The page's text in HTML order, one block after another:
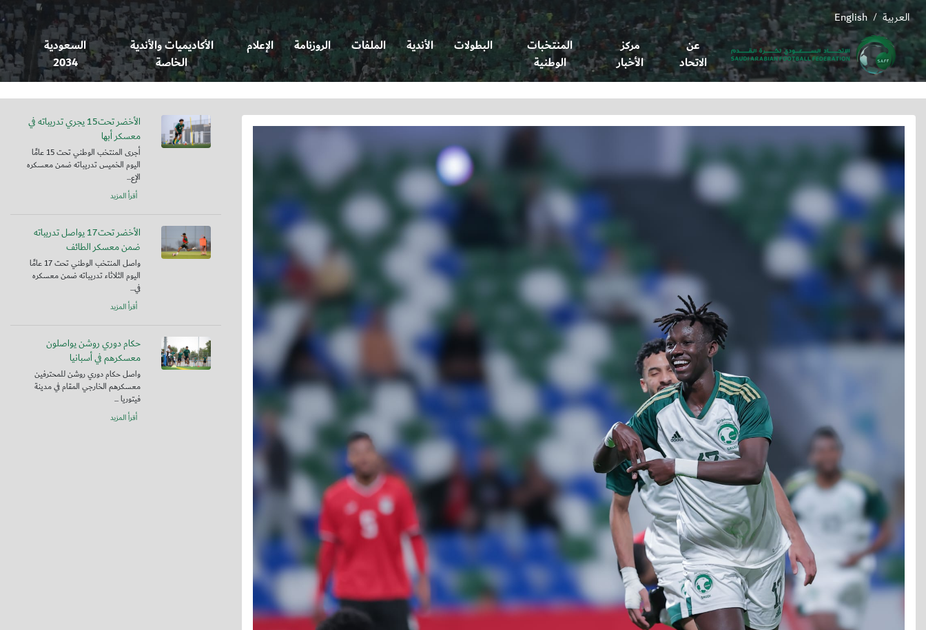
English / العربية
عن
الاتحاد
مركز
الأخبار
المنتخبات
الوطنية
البطولات الأندية الملفات الروزنامة الإعلام
الأكاديميات والأندية
الخاصة
السعودية
2034
الأخضر تحت15 يجري تدريباته في
معسكر أبها
أجرى المنتخب الوطني تحت 15 عامًا
اليوم الخميس تدريباته ضمن معسكره
الإع...
أقرأ المزيد
الأخضر تحت17 يواصل تدريباته
ضمن معسكر الطائف
واصل المنتخب الوطني تحت 17 عامًا
اليوم الثلاثاء تدريباته ضمن معسكره
في...
أقرأ المزيد
حكام دوري روشن يواصلون
معسكرهم في أسبانيا
واصل حكام دوري روشن للمحترفين
معسكرهم الخارجي المقام في مدينة
فيتوريا ...
أقرأ المزيد